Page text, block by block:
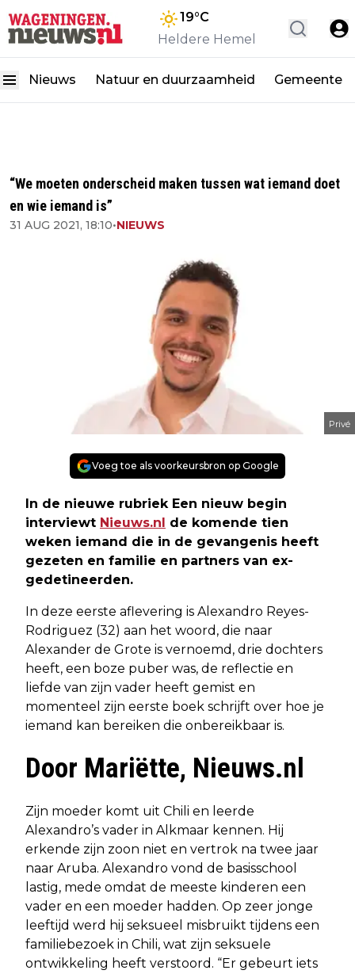
19°C
Heldere Hemel
Nieuws Natuur en duurzaamheid Gemeente
“We moeten onderscheid maken tussen wat iemand doet
en wie iemand is”
31 AUG 2021, 18:10•NIEUWS
Privé
Voeg toe als voorkeursbron op Google
In de nieuwe rubriek Een nieuw begin
interviewt Nieuws.nl
de komende tien
weken iemand die in de gevangenis heeft
gezeten en familie en partners van ex-
gedetineerden.
In deze eerste aflevering is Alexandro Reyes-
Rodriguez (32) aan het woord, die naar
Alexander de Grote is vernoemd, drie dochters
heeft, een boze puber was, de reflectie en
liefde van zijn vader heeft gemist en
momenteel zijn eerste boek schrijft over hoe je
iemand kan bereiken die onbereikbaar is.
Door Mariëtte, Nieuws.nl
Zijn moeder komt uit Chili en leerde
Alexandro’s vader in Alkmaar kennen. Hij
erkende zijn zoon niet en vertrok na twee jaar
naar Aruba. Alexandro vond de basisschool
lastig, mede omdat de meeste kinderen een
vader en een moeder hadden. Op zeer jonge
leeftijd werd hij seksueel misbruikt tijdens een
familiebezoek in Chili, wat zijn seksuele
ontwikkeling heeft verstoord. “Er gebeurt iets